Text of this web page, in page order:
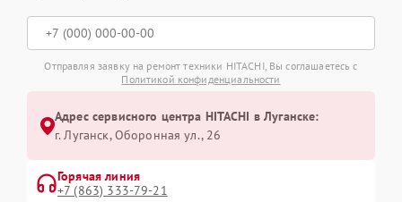
Отправляя заявку на ремонт техники HITACHI, Вы соглашаетесь с
Политикой конфиденциальности
Адрес сервисного центра HITACHI в Луганске:
г. Луганск, Оборонная ул., 26
Горячая линия
+7 (863) 333-79-21